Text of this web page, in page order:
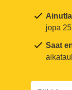
jopa
Saat